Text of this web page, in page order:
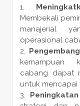
Membekali
manajerial
operasional
kemampuan
cabang dapat
untuk mencapai